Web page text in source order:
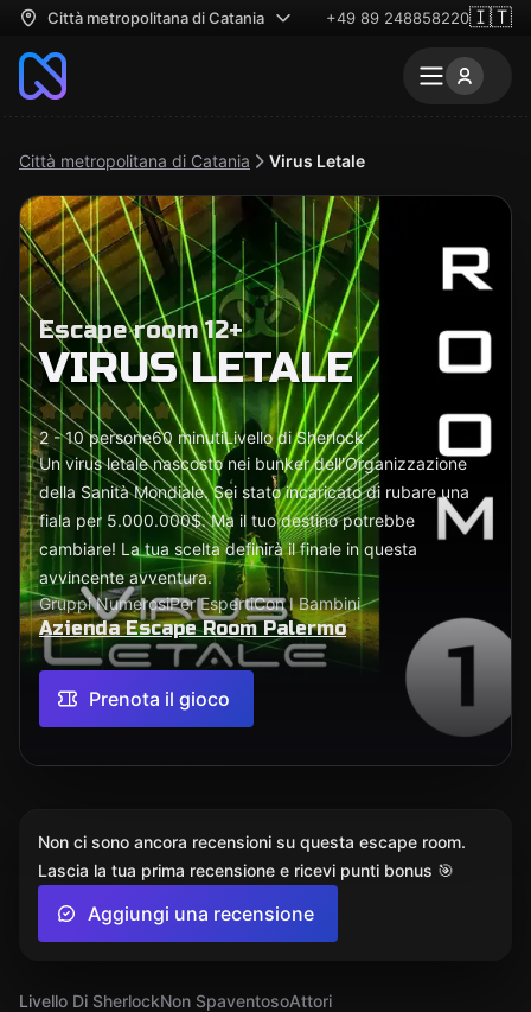
Città metropolitana di Catania +49 89 248858220🇮🇹
Città metropolitana di Catania Virus Letale
Escape room 12+
VIRUS LETALE
2 - 10 persone60 minutiLivello di Sherlock
Un virus letale nascosto nei bunker dell'Organizzazione
della Sanità Mondiale. Sei stato incaricato di rubare una
fiala per 5.000.000$. Ma il tuo destino potrebbe
cambiare! La tua scelta definirà il finale in questa
avvincente avventura.
Gruppi NumerosiPer EspertiCon I Bambini
Azienda Escape Room Palermo
Prenota il gioco
Livello Di SherlockNon SpaventosoAttori
Non ci sono ancora recensioni su questa escape room.
Lascia la tua prima recensione e ricevi punti bonus 🎯
Aggiungi una recensione